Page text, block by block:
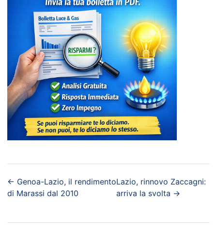
← Genoa-Lazio, il rendimento
di Marassi dal 2010
Lazio, rinnovo Zaccagni:
arriva la svolta →